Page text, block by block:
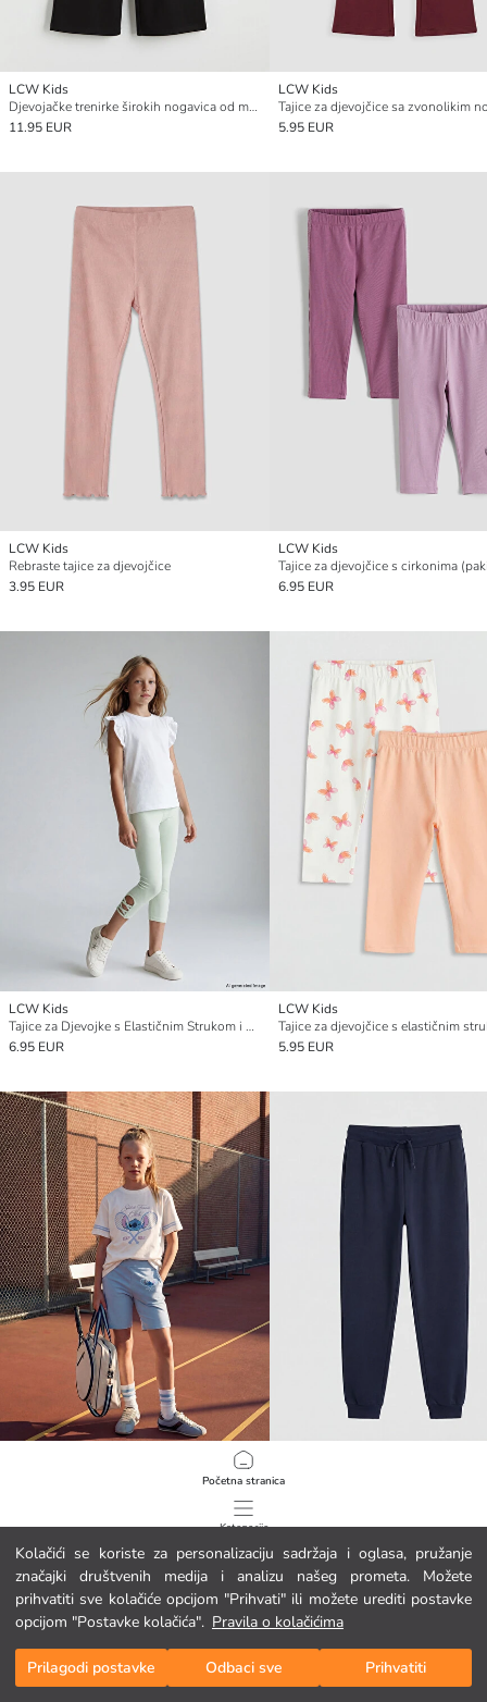
Kolačići se koriste za personalizaciju sadržaja i oglasa, pružanje
značajki društvenih medija i analizu našeg prometa. Možete
prihvatiti sve kolačiće opcijom "Prihvati" ili možete urediti postavke
opcijom "Postavke kolačića". Pravila o kolačićima
Prilagodi postavke Odbaci sve Prihvatiti
Početna stranica
Kategorije
Moja košarica
LCW Kids
Djevojačke trenirke širokih nogavica od mekog materijala
11.95 EUR
LCW Kids
5.95 EUR
LCW Kids
Rebraste tajice za djevojčice
3.95 EUR
LCW Kids
6.95 EUR
LCW Kids
Tajice za Djevojke s Elastičnim Strukom i 3/4 Duljinom
6.95 EUR
LCW Kids
5.95 EUR
Stitch tiskane dječje tajice mekog dodira